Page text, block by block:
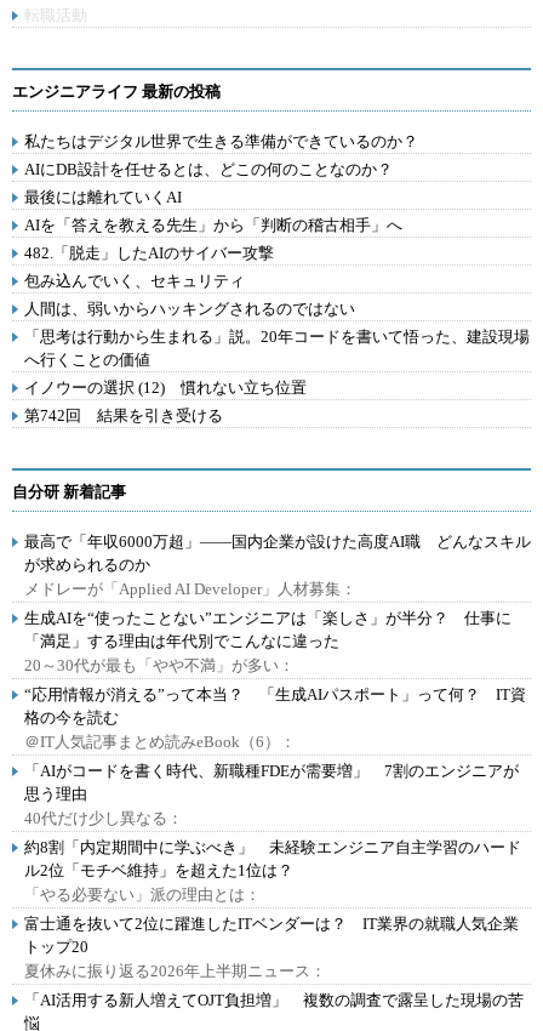
転職活動
エンジニアライフ 最新の投稿
私たちはデジタル世界で生きる準備ができているのか？
AIにDB設計を任せるとは、どこの何のことなのか？
最後には離れていくAI
AIを「答えを教える先生」から「判断の稽古相手」へ
482.「脱走」したAIのサイバー攻撃
包み込んでいく、セキュリティ
人間は、弱いからハッキングされるのではない
「思考は行動から生まれる」説。20年コードを書いて悟った、建設現場
へ行くことの価値
イノウーの選択 (12) 慣れない立ち位置
第742回 結果を引き受ける
自分研 新着記事
最高で「年収6000万超」――国内企業が設けた高度AI職 どんなスキル
が求められるのか
メドレーが「Applied AI Developer」人材募集：
生成AIを“使ったことない”エンジニアは「楽しさ」が半分？ 仕事に
「満足」する理由は年代別でこんなに違った
20～30代が最も「やや不満」が多い：
“応用情報が消える”って本当？ 「生成AIパスポート」って何？ IT資
格の今を読む
＠IT人気記事まとめ読みeBook（6）：
「AIがコードを書く時代、新職種FDEが需要増」 7割のエンジニアが
思う理由
40代だけ少し異なる：
約8割「内定期間中に学ぶべき」 未経験エンジニア自主学習のハード
ル2位「モチベ維持」を超えた1位は？
「やる必要ない」派の理由とは：
富士通を抜いて2位に躍進したITベンダーは？ IT業界の就職人気企業
トップ20
夏休みに振り返る2026年上半期ニュース：
「AI活用する新人増えてOJT負担増」 複数の調査で露呈した現場の苦
悩